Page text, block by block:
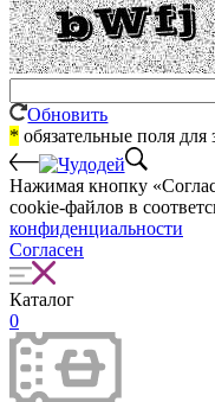
Обновить
* обязательные поля для
Нажимая кнопку
cookie-файлов в
конфиденциальности
Согласен
Каталог
0